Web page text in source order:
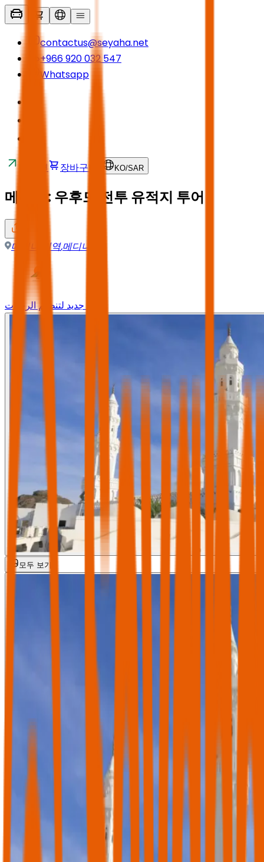
contactus@seyaha.net
+966 920 032 547
Whatsapp
교통편 장바구니 KO/SAR
메디나: 우후드 전투 유적지 투어
메디나 지역,메디나
وجه جديد لتنظيم الرحلات
모두 보기